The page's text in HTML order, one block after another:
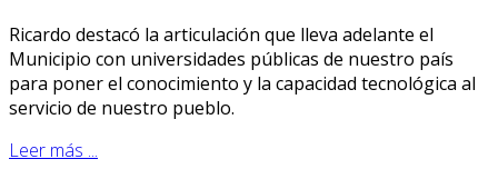
Ricardo destacó la articulación que lleva adelante el
Municipio con universidades públicas de nuestro país
para poner el conocimiento y la capacidad tecnológica al
servicio de nuestro pueblo.
Leer más ...